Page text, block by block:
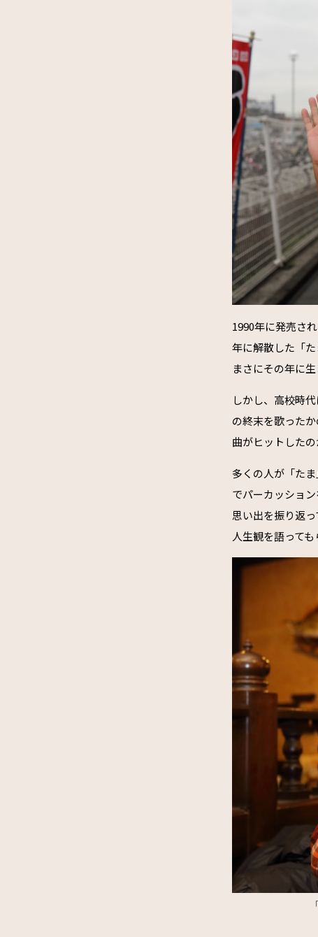
1990年に発売さ
年に解散した「
まさにその年に
しかし、高校時
の終末を歌った
曲がヒットしたの
多くの人が「た
でパーカッショ
思い出を振り返
人生観を語っても